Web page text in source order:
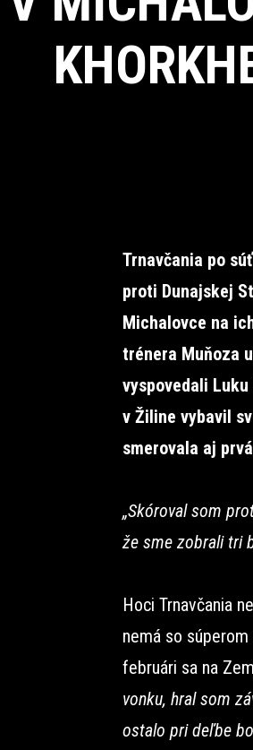
Trnavčania po
proti Dunajskej
Michalovce na
trénera Muňoza
vyspovedali
v Žiline vybavil
smerovala aj
„Skóroval som
že sme zobrali tri
Hoci Trnavčania
nemá so
februári sa na
vonku, hral som
ostalo pri deľbe